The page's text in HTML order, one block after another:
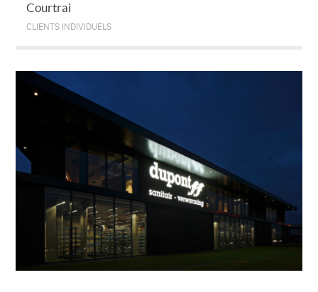
Courtrai
CLIENTS INDIVIDUELS